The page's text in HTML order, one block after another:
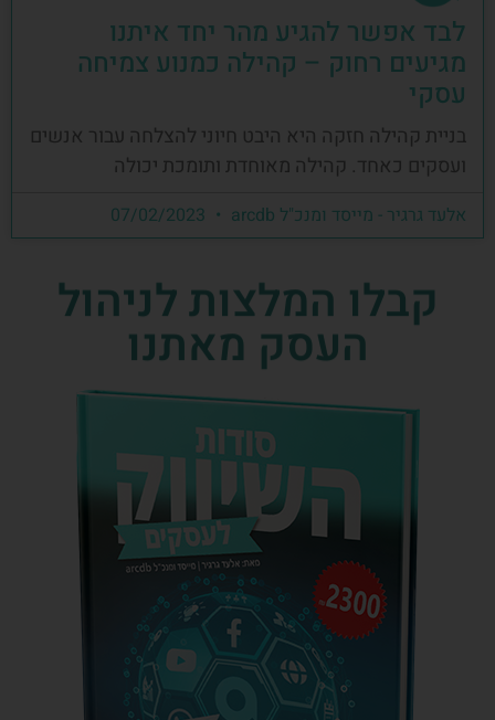
לבד אפשר להגיע מהר יחד איתנו
מגיעים רחוק – קהילה כמנוע צמיחה
עסקי
בניית קהילה חזקה היא היבט חיוני להצלחה עבור אנשים
ועסקים כאחד. קהילה מאוחדת ותומכת יכולה
אלעד גרגיר - מייסד ומנכ"ל arcdb
קבלו המלצות לניהול
העסק מאתנו